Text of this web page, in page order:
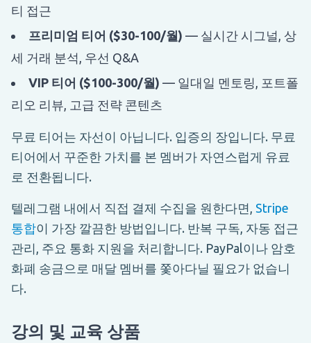
티 접근
프리미엄 티어 ($30-100/월) — 실시간 시그널, 상
세 거래 분석, 우선 Q&A
VIP 티어 ($100-300/월) — 일대일 멘토링, 포트폴
리오 리뷰, 고급 전략 콘텐츠
무료 티어는 자선이 아닙니다. 입증의 장입니다. 무료
티어에서 꾸준한 가치를 본 멤버가 자연스럽게 유료
로 전환됩니다.
텔레그램 내에서 직접 결제 수집을 원한다면, Stripe
통합이 가장 깔끔한 방법입니다. 반복 구독, 자동 접근
관리, 주요 통화 지원을 처리합니다. PayPal이나 암호
화폐 송금으로 매달 멤버를 쫓아다닐 필요가 없습니
다.
강의 및 교육 상품